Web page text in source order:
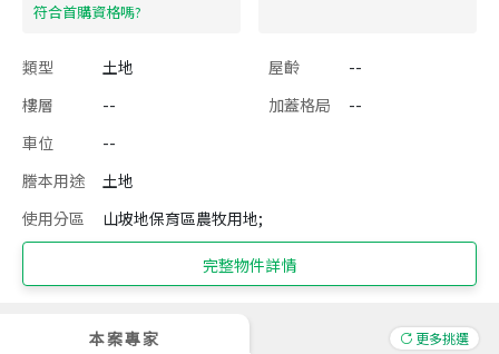
​符合首購資格嗎?
類型 土地 屋齡
--
樓層
-- 加蓋格局
--
車位
--
謄本用途
土地
使用分區
山坡地保育區農牧用地;
完整物件詳情
本案專家 更多挑選